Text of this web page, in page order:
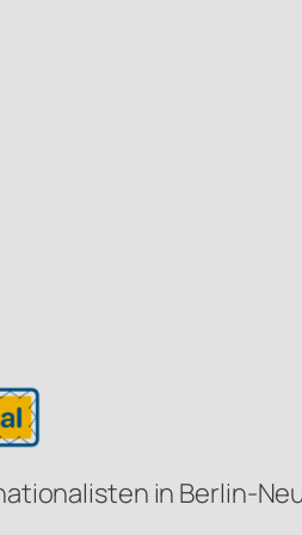
in Berlin-